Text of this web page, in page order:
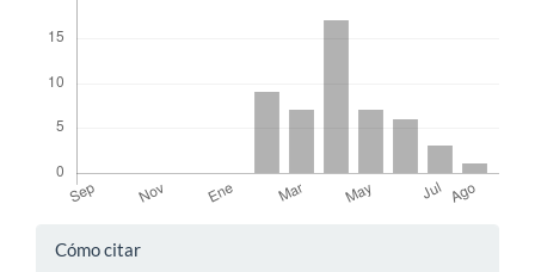
Detalles
Cómo citar